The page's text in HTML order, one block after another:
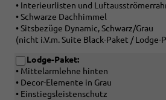
• Interieurlisten und
• Schwarze Dachhimmel
• Sitsbezüge Dynamic, Schwarz/Grau
(nicht i.V.m. Suite Black-Paket / Lodge-
Lodge-Paket:
• Mittelarmlehne hinten
• Decor-Elemente in Grau
• Einstiegsleistenschutz